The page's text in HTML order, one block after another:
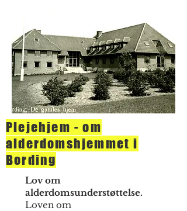
Plejehjem - om
alderdomshjemmet i
Bording
Lov om
alderdomsunderstøttelse.
Loven om